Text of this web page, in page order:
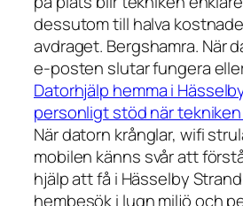
dessutom till halva
avdraget. Bergshamra. När
e-posten slutar fungera
Datorhjälp hemma i
personligt stöd när
När datorn krånglar, wifi
mobilen känns svår att
hjälp att få i Hässelby
hembesök i lugn miljö och